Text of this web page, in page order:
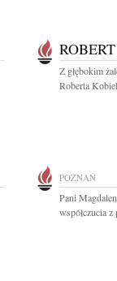
Z głębokim
Roberta
POZNAŃ
Pani
współczucia